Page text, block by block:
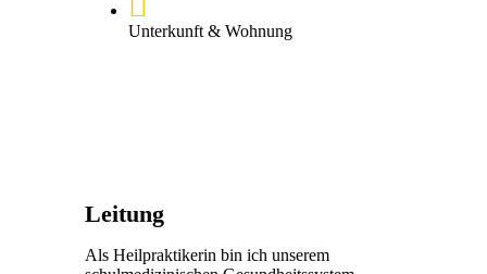
Unterkunft & Wohnung
Leitung
Als Heilpraktikerin bin ich unserem